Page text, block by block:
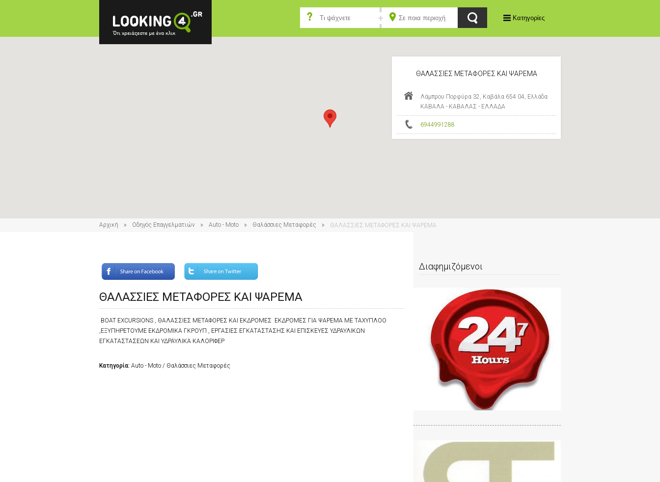
Κατηγορίες
ΘΑΛΑΣΣΙΕΣ ΜΕΤΑΦΟΡΕΣ ΚΑΙ ΨΑΡΕΜΑ
Λάμπρου Πορφύρα 32, Καβάλα 654 04, Ελλάδα
ΚΑΒΑΛΑ - ΚΑΒΑΛΑΣ - ΕΛΛΑΔΑ
6944991288
Αρχική Οδηγός Επαγγελματιών Auto - Moto Θαλάσσιες Μεταφορές ΘΑΛΑΣΣΙΕΣ ΜΕΤΑΦΟΡΕΣ ΚΑΙ ΨΑΡΕΜΑ
ΘΑΛΑΣΣΙΕΣ ΜΕΤΑΦΟΡΕΣ ΚΑΙ ΨΑΡΕΜΑ
BOAT EXCURSIONS , ΘΑΛΑΣΣΙΕΣ ΜΕΤΑΦΟΡΕΣ ΚΑΙ ΕΚΔΡΟΜΕΣ ΕΚΔΡΟΜΕΣ ΓΙΑ ΨΑΡΕΜΑ ΜΕ ΤΑΧΥΠΛΟΟ
,ΕΞΥΠΗΡΕΤΟΥΜΕ ΕΚΔΡΟΜΙΚΑ ΓΚΡΟΥΠ , ΕΡΓΑΣΙΕΣ ΕΓΚΑΤΑΣΤΑΣΗΣ ΚΑΙ ΕΠΙΣΚΕΥΕΣ ΥΔΡΑΥΛΙΚΩΝ
ΕΓΚΑΤΑΣΤΑΣΕΩΝ ΚΑΙ ΥΔΡΑΥΛΙΚΑ ΚΑΛΟΡΙΦΕΡ
Κατηγορία: Auto - Moto / Θαλάσσιες Μεταφορές
Διαφημιζόμενοι